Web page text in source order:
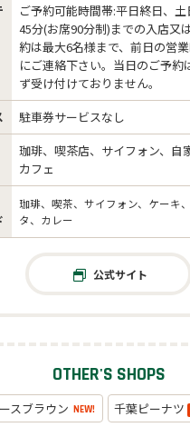
ご予約可能時間帯:平日終日、
45分(お席90分制)までの入店
約は最大6名様まで、前日の営
にご連絡下さい。当日のご予約
ず受け付けておりません。
駐車券サービスなし
珈琲、喫茶店、サイフォン、自
カフェ
珈琲、喫茶、サイフォン、ケーキ
タ、カレー
公式サイト
OTHER'S SHOPS
スブラウン NEW! 千葉ピーナツ